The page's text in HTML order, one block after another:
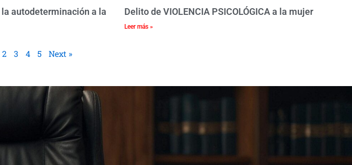
autodeterminación a la
Delito de VIOLENCIA PSICOLÓGICA a la mujer
Leer más »
2 3 4 5 Next »